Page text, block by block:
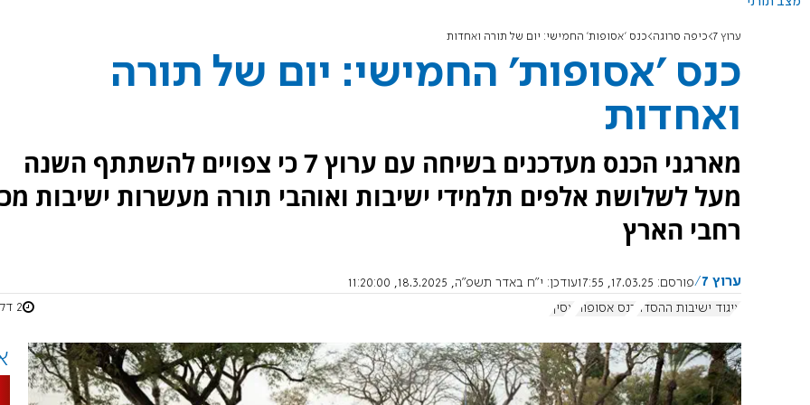
ערוץ 7 כיפה סרוגה כנס 'אסופות' החמישי: יום של תורה ואחדות
כנס 'אסופות' החמישי: יום של תורה
ואחדות
מארגני הכנס מעדכנים בשיחה עם ערוץ 7 כי צפויים להשתתף השנה
מעל לשלושת אלפים תלמידי ישיבות ואוהבי תורה מעשרות ישיבות
רחבי הארץ
ערוץ 7 פורסם: 17.03.25, 17:55 עודכן: י"ח באדר תשפ"ה, 18.3.2025, 11:20:00
איגוד ישיבות ההסדר כנס אסופות אסיף 2 דקות